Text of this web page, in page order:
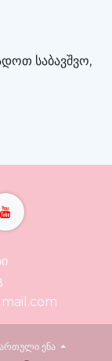
საბავშვო,
ენა